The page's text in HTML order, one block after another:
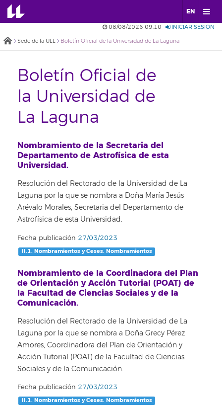
EN
08/08/2026 09:10 INICIAR SESIÓN
Sede de la ULL Boletín Oficial de la Universidad de La Laguna
Boletín Oficial de
la Universidad de
La Laguna
Nombramiento de la Secretaria del
Departamento de Astrofísica de esta
Universidad.
Resolución del Rectorado de la Universidad de La
Laguna por la que se nombra a Doña María Jesús
Arévalo Morales, Secretaria del Departamento de
Astrofísica de esta Universidad.
Fecha publicación 27/03/2023
II.1. Nombramientos y Ceses. Nombramientos
Nombramiento de la Coordinadora del Plan
de Orientación y Acción Tutorial (POAT) de
la Facultad de Ciencias Sociales y de la
Comunicación.
Resolución del Rectorado de la Universidad de La
Laguna por la que se nombra a Doña Grecy Pérez
Amores, Coordinadora del Plan de Orientación y
Acción Tutorial (POAT) de la Facultad de Ciencias
Sociales y de la Comunicación.
Fecha publicación 27/03/2023
II.1. Nombramientos y Ceses. Nombramientos